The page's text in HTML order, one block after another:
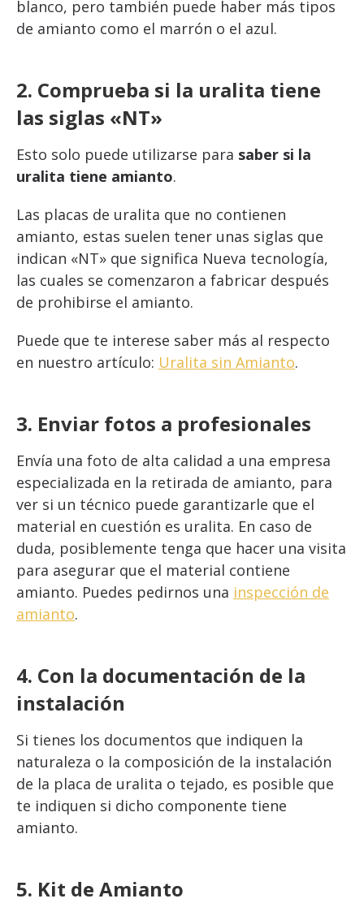
blanco, pero también puede haber más tipos
de amianto como el marrón o el azul.
2. Comprueba si la uralita tiene
las siglas «NT»
Esto solo puede utilizarse para saber si la
uralita tiene amianto.
Las placas de uralita que no contienen
amianto, estas suelen tener unas siglas que
indican «NT» que significa Nueva tecnología,
las cuales se comenzaron a fabricar después
de prohibirse el amianto.
Puede que te interese saber más al respecto
en nuestro artículo: Uralita sin Amianto.
3. Enviar fotos a profesionales
Envía una foto de alta calidad a una empresa
especializada en la retirada de amianto, para
ver si un técnico puede garantizarle que el
material en cuestión es uralita. En caso de
duda, posiblemente tenga que hacer una visita
para asegurar que el material contiene
amianto. Puedes pedirnos una inspección de
amianto.
4. Con la documentación de la
instalación
Si tienes los documentos que indiquen la
naturaleza o la composición de la instalación
de la placa de uralita o tejado, es posible que
te indiquen si dicho componente tiene
amianto.
5. Kit de Amianto